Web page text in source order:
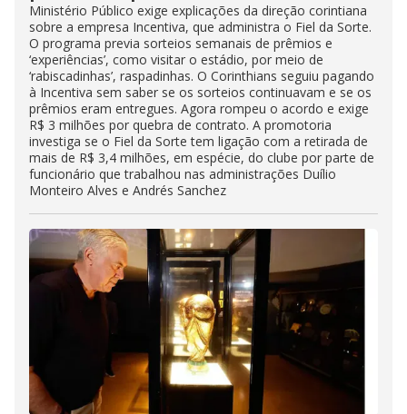
Ministério Público exige explicações da direção corintiana
sobre a empresa Incentiva, que administra o Fiel da Sorte.
O programa previa sorteios semanais de prêmios e
‘experiências’, como visitar o estádio, por meio de
‘rabiscadinhas’, raspadinhas. O Corinthians seguiu pagando
à Incentiva sem saber se os sorteios continuavam e se os
prêmios eram entregues. Agora rompeu o acordo e exige
R$ 3 milhões por quebra de contrato. A promotoria
investiga se o Fiel da Sorte tem ligação com a retirada de
mais de R$ 3,4 milhões, em espécie, do clube por parte de
funcionário que trabalhou nas administrações Duílio
Monteiro Alves e Andrés Sanchez